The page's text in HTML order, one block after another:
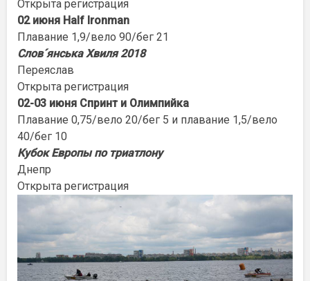
Открыта регистрация
02 июня Half Ironman
Плавание 1,9/вело 90/бег 21
Слов´янська Хвиля 2018
Переяслав
Открыта регистрация
02-03 июня Спринт и Олимпийка
Плавание 0,75/вело 20/бег 5 и плавание 1,5/вело
40/бег 10
Кубок Европы по триатлону
Днепр
Открыта регистрация